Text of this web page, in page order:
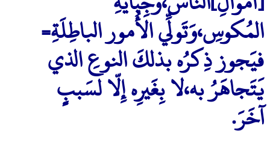
المُكوسِ،وَتَولِّي الأُمور الباطِلَةِ=
فيَجوز ذِكرُه بذلكَ النوعِ الذي
يَتَجاهَرُ به،لا بِغَيرِه إِلّا لسَببٍ
آخَرَ.